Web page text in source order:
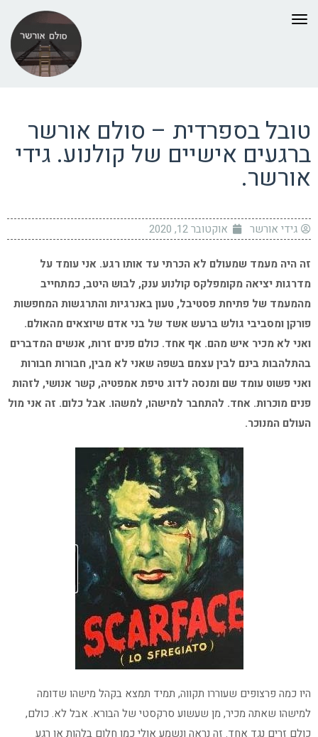
תפריט
טובל בספרדית – סולם אורשר
ברגעים אישיים של קולנוע. גידי
אורשר.
גידי אורשר אוקטובר 12, 2020
זה היה מעמד שמעולם לא הכרתי עד אותו רגע. אני עומד על
מדרגות יציאה מקומפלקס קולנוע ענק, לבוש היטב, כמתחייב
מהמעמד של פתיחת פסטיבל, טעון באנרגיות והתרגשות המחפשות
פורקן ומסביבי גולש ברעש אשד של בני אדם שיוצאים מהאולם.
ואני לא מכיר איש מהם. אף אחד. כולם פנים זרות, אנשים המדברים
בהתלהבות בינם לבין עצמם בשפה שאני לא מבין, חבורות חבורות
ואני פשוט עומד שם ומנסה לדוג טיפת אמפטיה, קשר אנושי, לזהות
פנים מוכרות. אחד. להתחבר למישהו, למשהו. אבל כלום. זה אני מול
העולם המנוכר.
היו כמה פרצופים שעוררו תקווה, תמיד תמצא בקהל מישהו שדומה
למישהו שאתה מכיר, מן שעשוע סרקסטי של הבורא. אבל לא. כולם,
כולם זרים נגד אחד. זה נראה ונשמע אולי כמו חלום בלהות או רגע